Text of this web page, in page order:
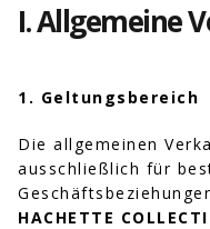
I. Allgemeine
1. Geltungsbereich
Die allgemeinen
ausschließlich für
HACHETTE